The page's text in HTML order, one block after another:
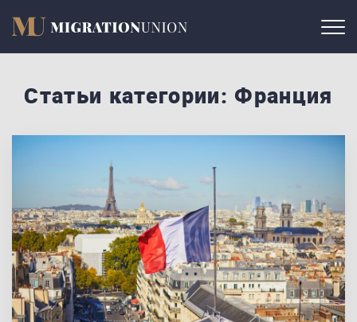
Статьи категории: Франция